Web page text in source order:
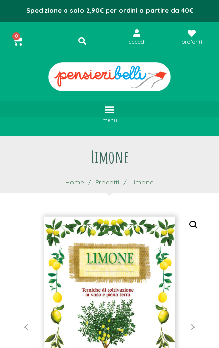
Spedizione a solo 2,90€ per ordini a partire da 40€
0
accedi preferiti
menu
Limone
Home Prodotti Limone